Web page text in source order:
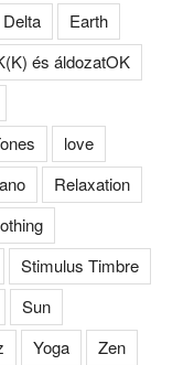
Delta
Earth
és áldozatOK
love
Relaxation
Stimulus Timbre
Sun
Yoga
Zen